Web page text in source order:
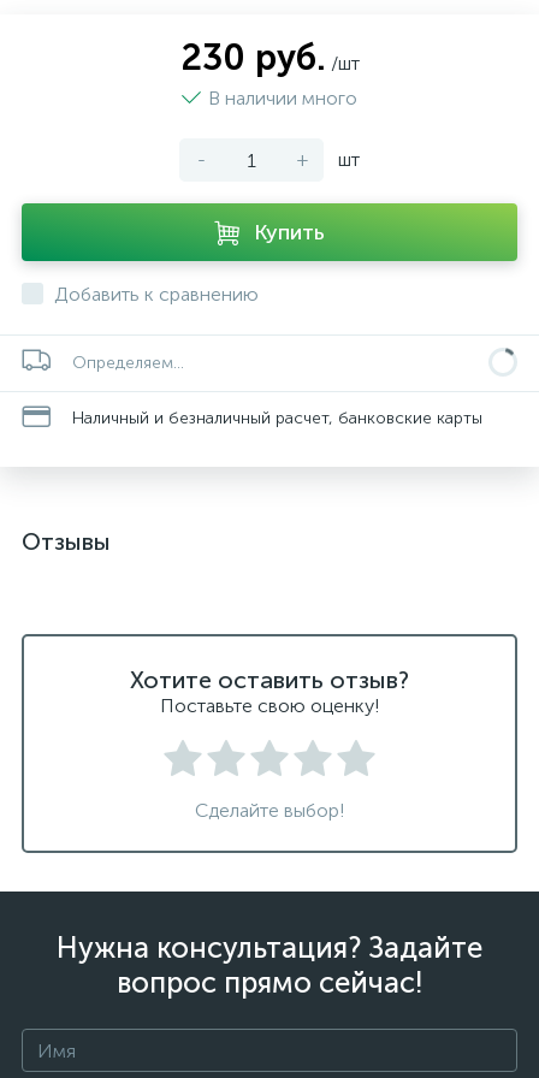
230 руб. /шт
В наличии много
- + шт
Купить
Добавить к сравнению
Определяем...
Наличный и безналичный расчет, банковские карты
Отзывы
Хотите оставить отзыв?
Поставьте свою оценку!
Сделайте выбор!
Нужна консультация? Задайте
вопрос прямо сейчас!